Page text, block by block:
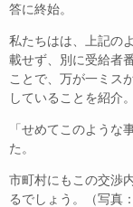
答に終始。
私たちはは、上記の
載せず、別に受給者
ことで、万が一ミス
しているこ とを紹介。
「せめてこのような
た。
市町村にもこの交渉
るでしょう。（写真